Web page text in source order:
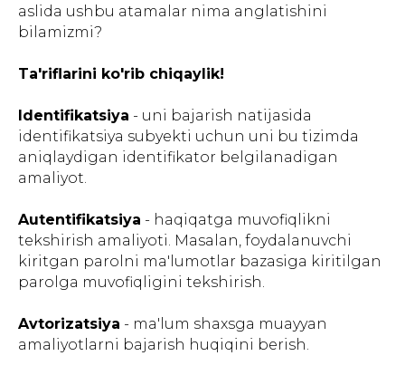
aslida ushbu atamalar nima anglatishini
bilamizmi?
Ta'riflarini ko'rib chiqaylik!
Identifikatsiya - uni bajarish natijasida
identifikatsiya subyekti uchun uni bu tizimda
aniqlaydigan identifikator belgilanadigan
amaliyot.
Autentifikatsiya - haqiqatga muvofiqlikni
tekshirish amaliyoti. Masalan, foydalanuvchi
kiritgan parolni ma'lumotlar bazasiga kiritilgan
parolga muvofiqligini tekshirish.
Avtorizatsiya - ma'lum shaxsga muayyan
amaliyotlarni bajarish huqiqini berish.